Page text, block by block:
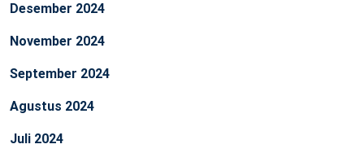
Desember 2024
November 2024
September 2024
Agustus 2024
Juli 2024